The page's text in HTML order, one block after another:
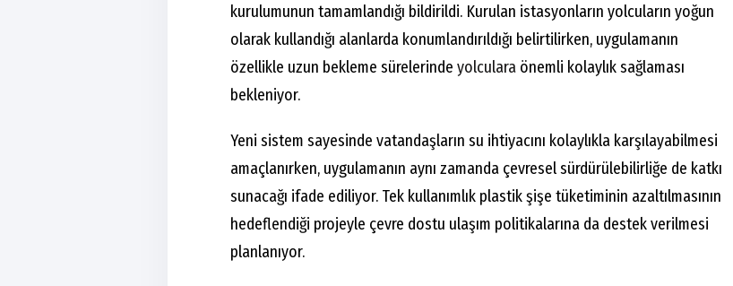
kurulumunun tamamlandığı bildirildi. Kurulan istasyonların yolcuların yoğun
olarak kullandığı alanlarda konumlandırıldığı belirtilirken, uygulamanın
özellikle uzun bekleme sürelerinde yolculara önemli kolaylık sağlaması
bekleniyor.
Yeni sistem sayesinde vatandaşların su ihtiyacını kolaylıkla karşılayabilmesi
amaçlanırken, uygulamanın aynı zamanda çevresel sürdürülebilirliğe de katkı
sunacağı ifade ediliyor. Tek kullanımlık plastik şişe tüketiminin azaltılmasının
hedeflendiği projeyle çevre dostu ulaşım politikalarına da destek verilmesi
planlanıyor.